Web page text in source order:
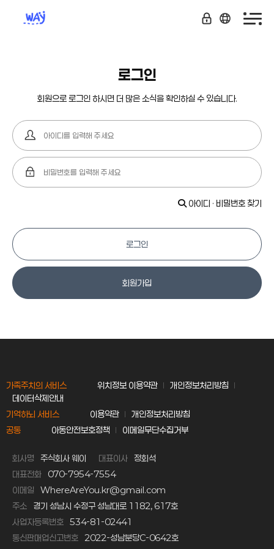
로그인
회원으로 로그인 하시면 더 많은 소식을 확인하실 수 있습니다.
아이디 · 비밀번호 찾기
로그인
회원가입
가족주치의 서비스 위치정보 이용약관
개인정보처리방침
데이터삭제안내
기억하뇌 서비스
이용약관
개인정보처리방침
공통
아동안전보호정책 이메일무단수집거부
회사명 주식회사 웨이 대표이사 정회석
대표전화
070-7954-7554
이메일
WhereAreYou.kr@gmail.com
주소
경기 성남시 수정구 성남대로 1182, 617호
사업자등록번호 534-81-02441
통신판매업신고번호 2022-성남분당C-0642호